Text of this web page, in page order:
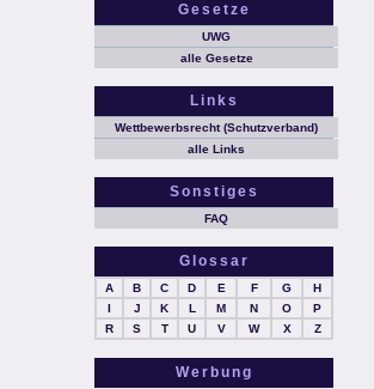
Gesetze
UWG
alle Gesetze
Links
Wettbewerbsrecht (Schutzverband)
alle Links
Sonstiges
FAQ
Glossar
A B C D E F G
H
I
J K L M N O
P
R
S T U V W X Z
Werbung